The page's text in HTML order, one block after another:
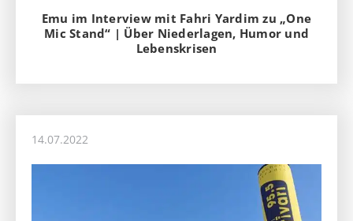
Emu im Interview mit Fahri Yardim zu „One
Mic Stand“ | Über Niederlagen, Humor und
Lebenskrisen
14.07.2022